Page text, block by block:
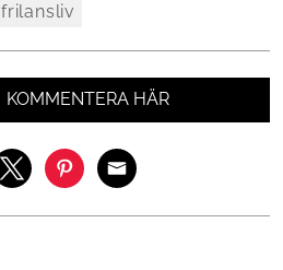
frilansliv
KOMMENTERA HÄR